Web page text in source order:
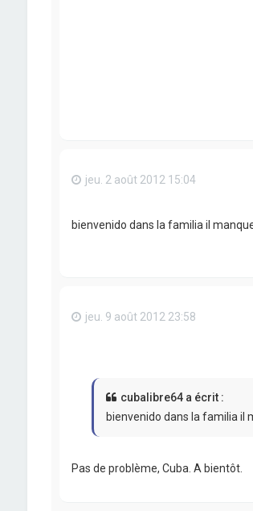
jeu. 2 août 2012 15:04
bienvenido dans la familia il
jeu. 9 août 2012 23:58
cubalibre64 a écrit :
bienvenido dans la familia il
Pas de problème, Cuba. A bientôt.